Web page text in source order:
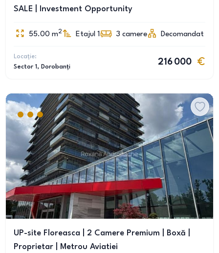
SALE | Investment Opportunity
55.00 m2 Etajul 1 3 camere Decomandat
Locație:
Sector 1 , Dorobanți
216 000
UP-site Floreasca | 2 Camere Premium | Boxă |
Proprietar | Metrou Aviatiei